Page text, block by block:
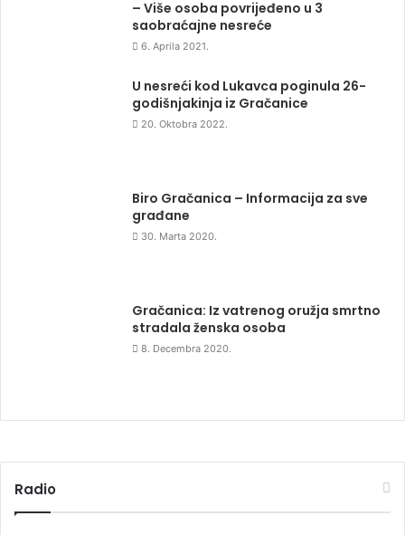
– Više osoba povrijeđeno u 3
saobraćajne nesreće
6. Aprila 2021.
U nesreći kod Lukavca poginula 26-
godišnjakinja iz Gračanice
20. Oktobra 2022.
Biro Gračanica – Informacija za sve
građane
30. Marta 2020.
Gračanica: Iz vatrenog oružja smrtno
stradala ženska osoba
8. Decembra 2020.
Radio